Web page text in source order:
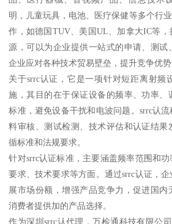
明，儿童玩具，电池、医疗保健等多个行
作，如德国TUV、美国UL、加拿大IC等
源，可以为企业提供一站式的申请、测试
企业应对各种技术贸易壁垒，提升竞争优势
关于srrc认证，它是一项针对短距离射频
施，其目的在于保证设备的频率、功率、
标准，避免设备干扰和电波问题。srrc认
料审核、测试检测、技术评估和认证结果
循标准和法规要求。
针对srrc认证标准，主要涵盖频率范围和
要求、技术要求等方面。通过srrc认证，
展市场份额，增强产品竞争力，促进国内
消费者提供加的产品选择。
作为深圳srrc认代理，万检通科技有限公